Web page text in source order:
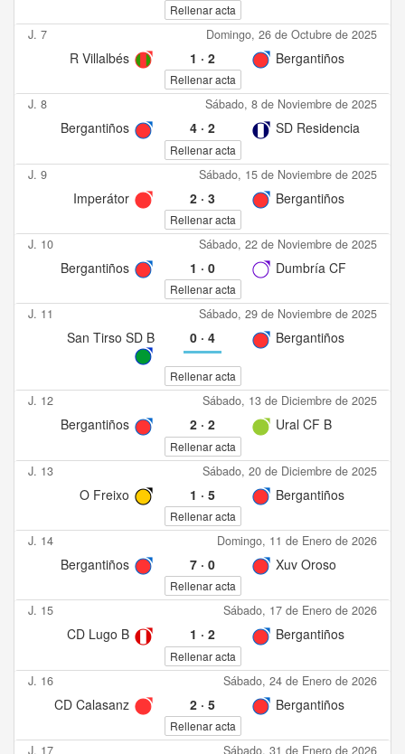
Rellenar acta
J. 7 Domingo, 26 de Octubre de 2025
R Villalbés 1 · 2 Bergantiños
Rellenar acta
J. 8 Sábado, 8 de Noviembre de 2025
Bergantiños 4· 2 SD Residencia
Rellenar acta
J. 9 Sábado, 15 de Noviembre de 2025
Imperátor 2· 3 Bergantiños
Rellenar acta
J. 10 Sábado, 22 de Noviembre de 2025
Bergantiños 1 · 0 Dumbría CF
Rellenar acta
J. 11 Sábado, 29 de Noviembre de 2025
San Tirso SD B 0· 4 Bergantiños
Rellenar acta
J. 12 Sábado, 13 de Diciembre de 2025
Bergantiños 2· 2 Ural CF B
Rellenar acta
J. 13 Sábado, 20 de Diciembre de 2025
O Freixo 1 · 5 Bergantiños
Rellenar acta
J. 14 Domingo, 11 de Enero de 2026
Bergantiños 7· 0 Xuv Oroso
Rellenar acta
J. 15 Sábado, 17 de Enero de 2026
CD Lugo B 1 · 2 Bergantiños
Rellenar acta
J. 16 Sábado, 24 de Enero de 2026
CD Calasanz 2· 5 Bergantiños
Rellenar acta
J. 17 Sábado, 31 de Enero de 2026